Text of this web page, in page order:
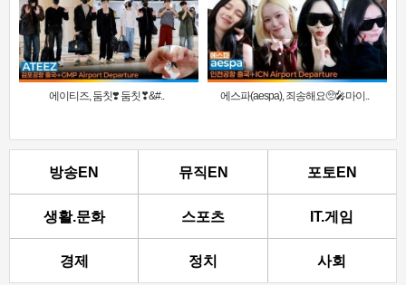
에이티즈, 둠칫❣️ 둠칫❣&#.. 에스파(aespa), 죄송해요🥺🎤마이..
방송EN 뮤직EN 포토EN
생활.문화 스포츠 IT.게임
경제 정치 사회